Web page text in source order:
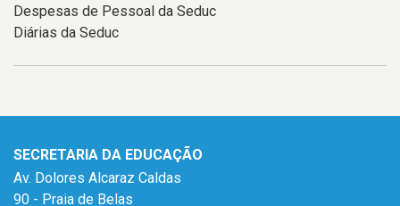
Despesas de Pessoal da Seduc
Diárias da Seduc
SECRETARIA DA EDUCAÇÃO
Av. Dolores Alcaraz Caldas
90 - Praia de Belas